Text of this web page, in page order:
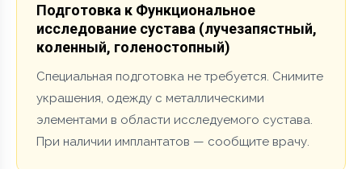
Подготовка к Функциональное
исследование сустава (лучезапястный,
коленный, голеностопный)
Специальная подготовка не требуется. Снимите
украшения, одежду с металлическими
элементами в области исследуемого сустава.
При наличии имплантатов — сообщите врачу.